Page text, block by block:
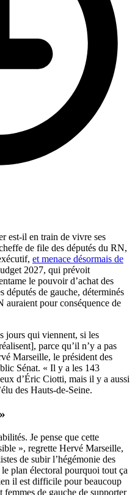
est-il en train de vivre ses
de file des députés du RN,
et menace désormais de
2027, qui prévoit
le pouvoir d’achat des
députés de gauche, déterminés
auraient pour conséquence de
jours qui viennent, si les
parce qu’il n’y a pas
Marseille, le président des
Sénat. « Il y a les 143
d’Éric Ciotti, mais il y a aussi
des Hauts-de-Seine.
Je pense que cette
», regrette Hervé Marseille,
de subir l’hégémonie des
plan électoral pourquoi tout ça
il est difficile pour beaucoup
femmes de gauche de supporter